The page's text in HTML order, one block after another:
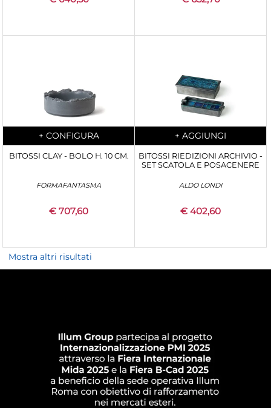
Quantità
+ CONFIGURA
BITOSSI CLAY - BOLO H. 10 CM.
FORMAFANTASMA
€ 707,60
Quantità
+ AGGIUNGI
BITOSSI RIEDIZIONI ARCHIVIO -
SET SCATOLA E POSACENERE
ALDO LONDI
€ 402,60
Mostra altri risultati